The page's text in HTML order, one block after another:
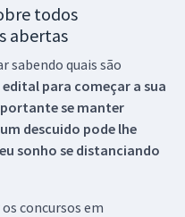
todos
abertas
sabendo quais são
para começar a sua
se manter
descuido pode lhe
sonho se distanciando
concursos em